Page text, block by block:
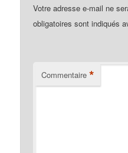
Votre adresse e-mail ne
obligatoires sont indiqués
Commentaire *